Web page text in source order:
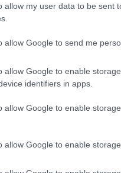
allow my user data to be sent
allow Google to send me
allow Google to enable
identifiers in apps.
allow Google to enable
allow Google to enable
lysten til å trene
Jeg kjente at jeg
Han tar seg til
to. Og i Falun,
beste individuelle